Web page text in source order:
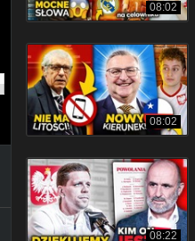
08:02
08:02
08:22